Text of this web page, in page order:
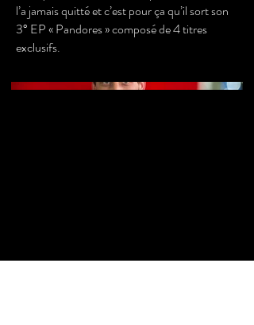
l’a jamais quitté et c’est pour ça qu’il sort son
3° EP « Pandores » composé de 4 titres
exclusifs.